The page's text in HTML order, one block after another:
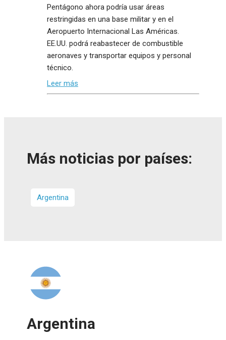
Pentágono ahora podría usar áreas
restringidas en una base militar y en el
Aeropuerto Internacional Las Américas.
EE.UU. podrá reabastecer de combustible
aeronaves y transportar equipos y personal
técnico.
Leer más
Más noticias por países:
Argentina
Argentina